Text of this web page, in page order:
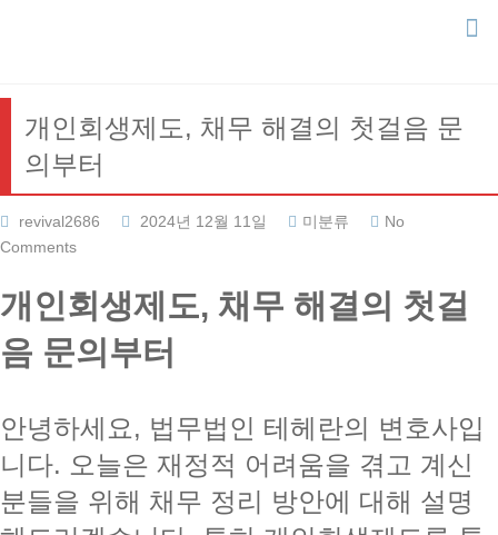
개인회생제도, 채무 해결의 첫걸음 문
의부터
revival2686 2024년 12월 11일 미분류
No
Comments
개인회생제도, 채무 해결의 첫걸
음 문의부터
안녕하세요, 법무법인 테헤란의 변호사입
니다. 오늘은 재정적 어려움을 겪고 계신
분들을 위해 채무 정리 방안에 대해 설명